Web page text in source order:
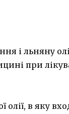
і льняну
при
олії, в яку